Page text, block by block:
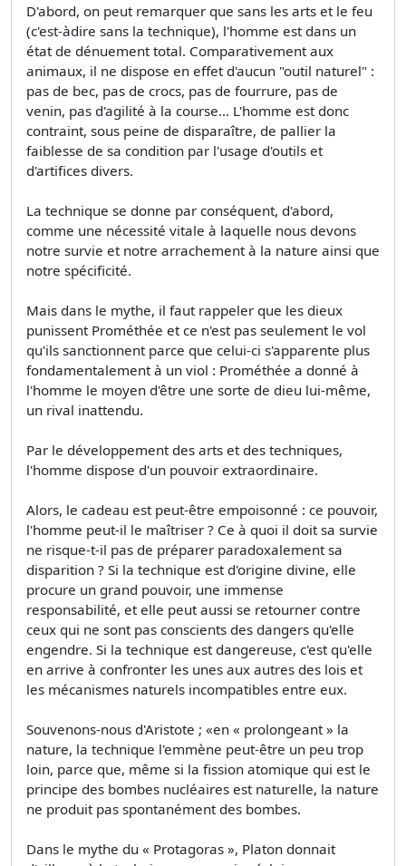
D'abord, on peut remarquer que sans les arts et le feu
(c'est-àdire sans la technique), l'homme est dans un
état de dénuement total. Comparativement aux
animaux, il ne dispose en effet d'aucun "outil naturel" :
pas de bec, pas de crocs, pas de fourrure, pas de
venin, pas d'agilité à la course… L'homme est donc
contraint, sous peine de disparaître, de pallier la
faiblesse de sa condition par l'usage d'outils et
d'artifices divers.
La technique se donne par conséquent, d'abord,
comme une nécessité vitale à laquelle nous devons
notre survie et notre arrachement à la nature ainsi que
notre spécificité.
Mais dans le mythe, il faut rappeler que les dieux
punissent Prométhée et ce n'est pas seulement le vol
qu'ils sanctionnent parce que celui-ci s'apparente plus
fondamentalement à un viol : Prométhée a donné à
l'homme le moyen d'être une sorte de dieu lui-même,
un rival inattendu.
Par le développement des arts et des techniques,
l'homme dispose d'un pouvoir extraordinaire.
Alors, le cadeau est peut-être empoisonné : ce pouvoir,
l'homme peut-il le maîtriser ? Ce à quoi il doit sa survie
ne risque-t-il pas de préparer paradoxalement sa
disparition ? Si la technique est d'origine divine, elle
procure un grand pouvoir, une immense
responsabilité, et elle peut aussi se retourner contre
ceux qui ne sont pas conscients des dangers qu'elle
engendre. Si la technique est dangereuse, c'est qu'elle
en arrive à confronter les unes aux autres des lois et
les mécanismes naturels incompatibles entre eux.
Souvenons-nous d'Aristote ; «en « prolongeant » la
nature, la technique l'emmène peut-être un peu trop
loin, parce que, même si la fission atomique qui est le
principe des bombes nucléaires est naturelle, la nature
ne produit pas spontanément des bombes.
Dans le mythe du « Protagoras », Platon donnait